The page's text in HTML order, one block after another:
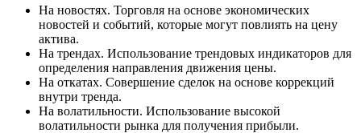
На новостях. Торговля на основе экономических
новостей и событий, которые могут повлиять на цену
актива.
На трендах. Использование трендовых индикаторов для
определения направления движения цены.
На откатах. Совершение сделок на основе коррекций
внутри тренда.
На волатильности. Использование высокой
волатильности рынка для получения прибыли.